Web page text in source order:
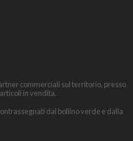
commerciali sul territorio, presso
in vendita.
dal bollino verde e dalla